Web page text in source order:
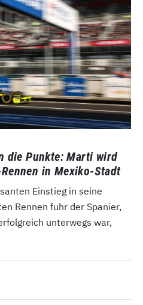
die Punkte: Marti wird
in Mexiko-Stadt
Einstieg in seine
Rennen fuhr der Spanier,
unterwegs war,